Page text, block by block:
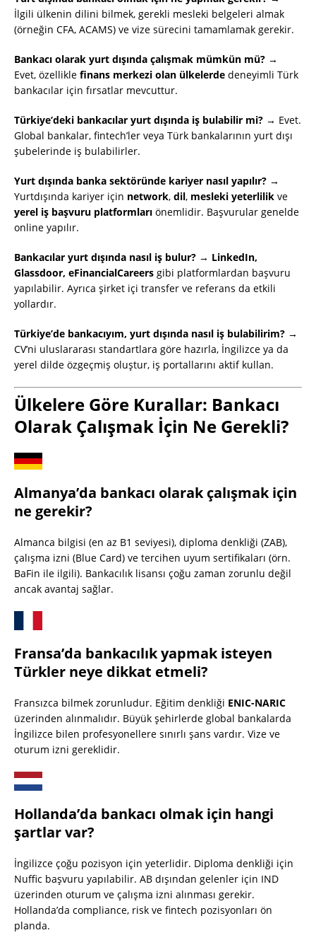
İlgili ülkenin dilini bilmek, gerekli mesleki belgeleri almak
(örneğin CFA, ACAMS) ve vize sürecini tamamlamak gerekir.
Bankacı olarak yurt dışında çalışmak mümkün mü? →
Evet, özellikle finans merkezi olan ülkelerde deneyimli Türk
bankacılar için fırsatlar mevcuttur.
Türkiye’deki bankacılar yurt dışında iş bulabilir mi? → Evet.
Global bankalar, fintech’ler veya Türk bankalarının yurt dışı
şubelerinde iş bulabilirler.
Yurt dışında banka sektöründe kariyer nasıl yapılır? →
Yurtdışında kariyer için network, dil, mesleki yeterlilik ve
yerel iş başvuru platformları önemlidir. Başvurular genelde
online yapılır.
Bankacılar yurt dışında nasıl iş bulur? → LinkedIn,
Glassdoor, eFinancialCareers gibi platformlardan başvuru
yapılabilir. Ayrıca şirket içi transfer ve referans da etkili
yollardır.
Türkiye’de bankacıyım, yurt dışında nasıl iş bulabilirim? →
CV’ni uluslararası standartlara göre hazırla, İngilizce ya da
yerel dilde özgeçmiş oluştur, iş portallarını aktif kullan.
Ülkelere Göre Kurallar: Bankacı
Olarak Çalışmak İçin Ne Gerekli?
Almanya’da bankacı olarak çalışmak için
ne gerekir?
Almanca bilgisi (en az B1 seviyesi), diploma denkliği (ZAB),
çalışma izni (Blue Card) ve tercihen uyum sertifikaları (örn.
BaFin ile ilgili). Bankacılık lisansı çoğu zaman zorunlu değil
ancak avantaj sağlar.
Fransa’da bankacılık yapmak isteyen
Türkler neye dikkat etmeli?
Fransızca bilmek zorunludur. Eğitim denkliği ENIC-NARIC
üzerinden alınmalıdır. Büyük şehirlerde global bankalarda
İngilizce bilen profesyonellere sınırlı şans vardır. Vize ve
oturum izni gereklidir.
Hollanda’da bankacı olmak için hangi
şartlar var?
İngilizce çoğu pozisyon için yeterlidir. Diploma denkliği için
Nuffic başvuru yapılabilir. AB dışından gelenler için IND
üzerinden oturum ve çalışma izni alınması gerekir.
Hollanda’da compliance, risk ve fintech pozisyonları ön
planda.